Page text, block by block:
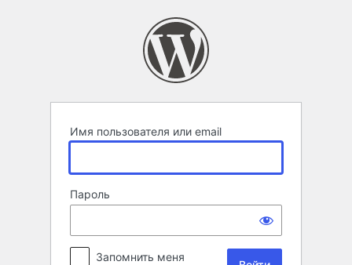
Имя пользователя или email
Пароль
Запомнить меня